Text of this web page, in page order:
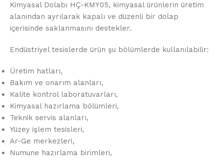
Kimyasal Dolabı HÇ-KMY05, kimyasal ürünlerin üretim
alanından ayrılarak kapalı ve düzenli bir dolap
içerisinde saklanmasını destekler.
Endüstriyel tesislerde ürün şu bölümlerde kullanılabilir:
Üretim hatları,
Bakım ve onarım alanları,
Kalite kontrol laboratuvarları,
Kimyasal hazırlama bölümleri,
Teknik servis alanları,
Yüzey işlem tesisleri,
Ar-Ge merkezleri,
Numune hazırlama birimleri,